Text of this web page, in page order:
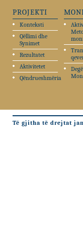
PROJEKTI
Konteksti
Qëllimi dhe
Synimet
Rezultatet
Aktivitetet
Qëndrueshmëria
Të gjitha të drejtat